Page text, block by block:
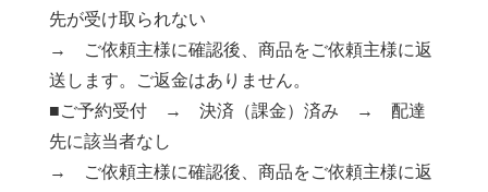
先が受け取られない
→ ご依頼主様に確認後、商品をご依頼主様に返
送します。ご返金はありません。
■ご予約受付 → 決済（課金）済み → 配達
先に該当者なし
→ ご依頼主様に確認後、商品をご依頼主様に返